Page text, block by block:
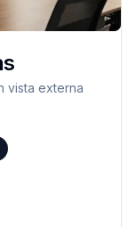
vista externa